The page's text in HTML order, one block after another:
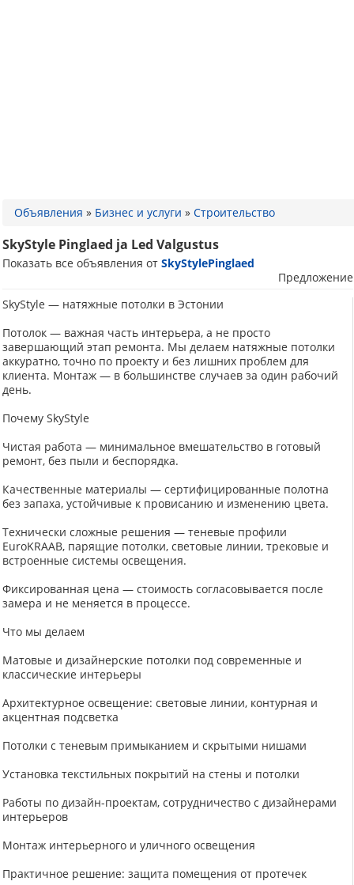
Объявления » Бизнес и услуги » Строительство
SkyStyle Pinglaed ja Led Valgustus
Показать все объявления от SkyStylePinglaed
Предложение
SkyStyle — натяжные потолки в Эстонии
Потолок — важная часть интерьера, а не просто
завершающий этап ремонта. Мы делаем натяжные потолки
аккуратно, точно по проекту и без лишних проблем для
клиента. Монтаж — в большинстве случаев за один рабочий
день.
Почему SkyStyle
Чистая работа — минимальное вмешательство в готовый
ремонт, без пыли и беспорядка.
Качественные материалы — сертифицированные полотна
без запаха, устойчивые к провисанию и изменению цвета.
Технически сложные решения — теневые профили
EuroKRAAB, парящие потолки, световые линии, трековые и
встроенные системы освещения.
Фиксированная цена — стоимость согласовывается после
замера и не меняется в процессе.
Что мы делаем
Матовые и дизайнерские потолки под современные и
классические интерьеры
Архитектурное освещение: световые линии, контурная и
акцентная подсветка
Потолки с теневым примыканием и скрытыми нишами
Установка текстильных покрытий на стены и потолки
Работы по дизайн-проектам, сотрудничество с дизайнерами
интерьеров
Монтаж интерьерного и уличного освещения
Практичное решение: защита помещения от протечек